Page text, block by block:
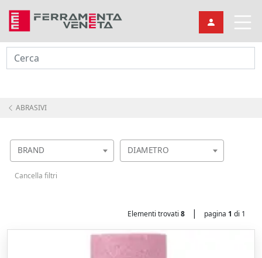
Cerca
ABRASIVI
BRAND DIAMETRO
Cancella filtri
Elementi trovati 8 | pagina 1 di 1